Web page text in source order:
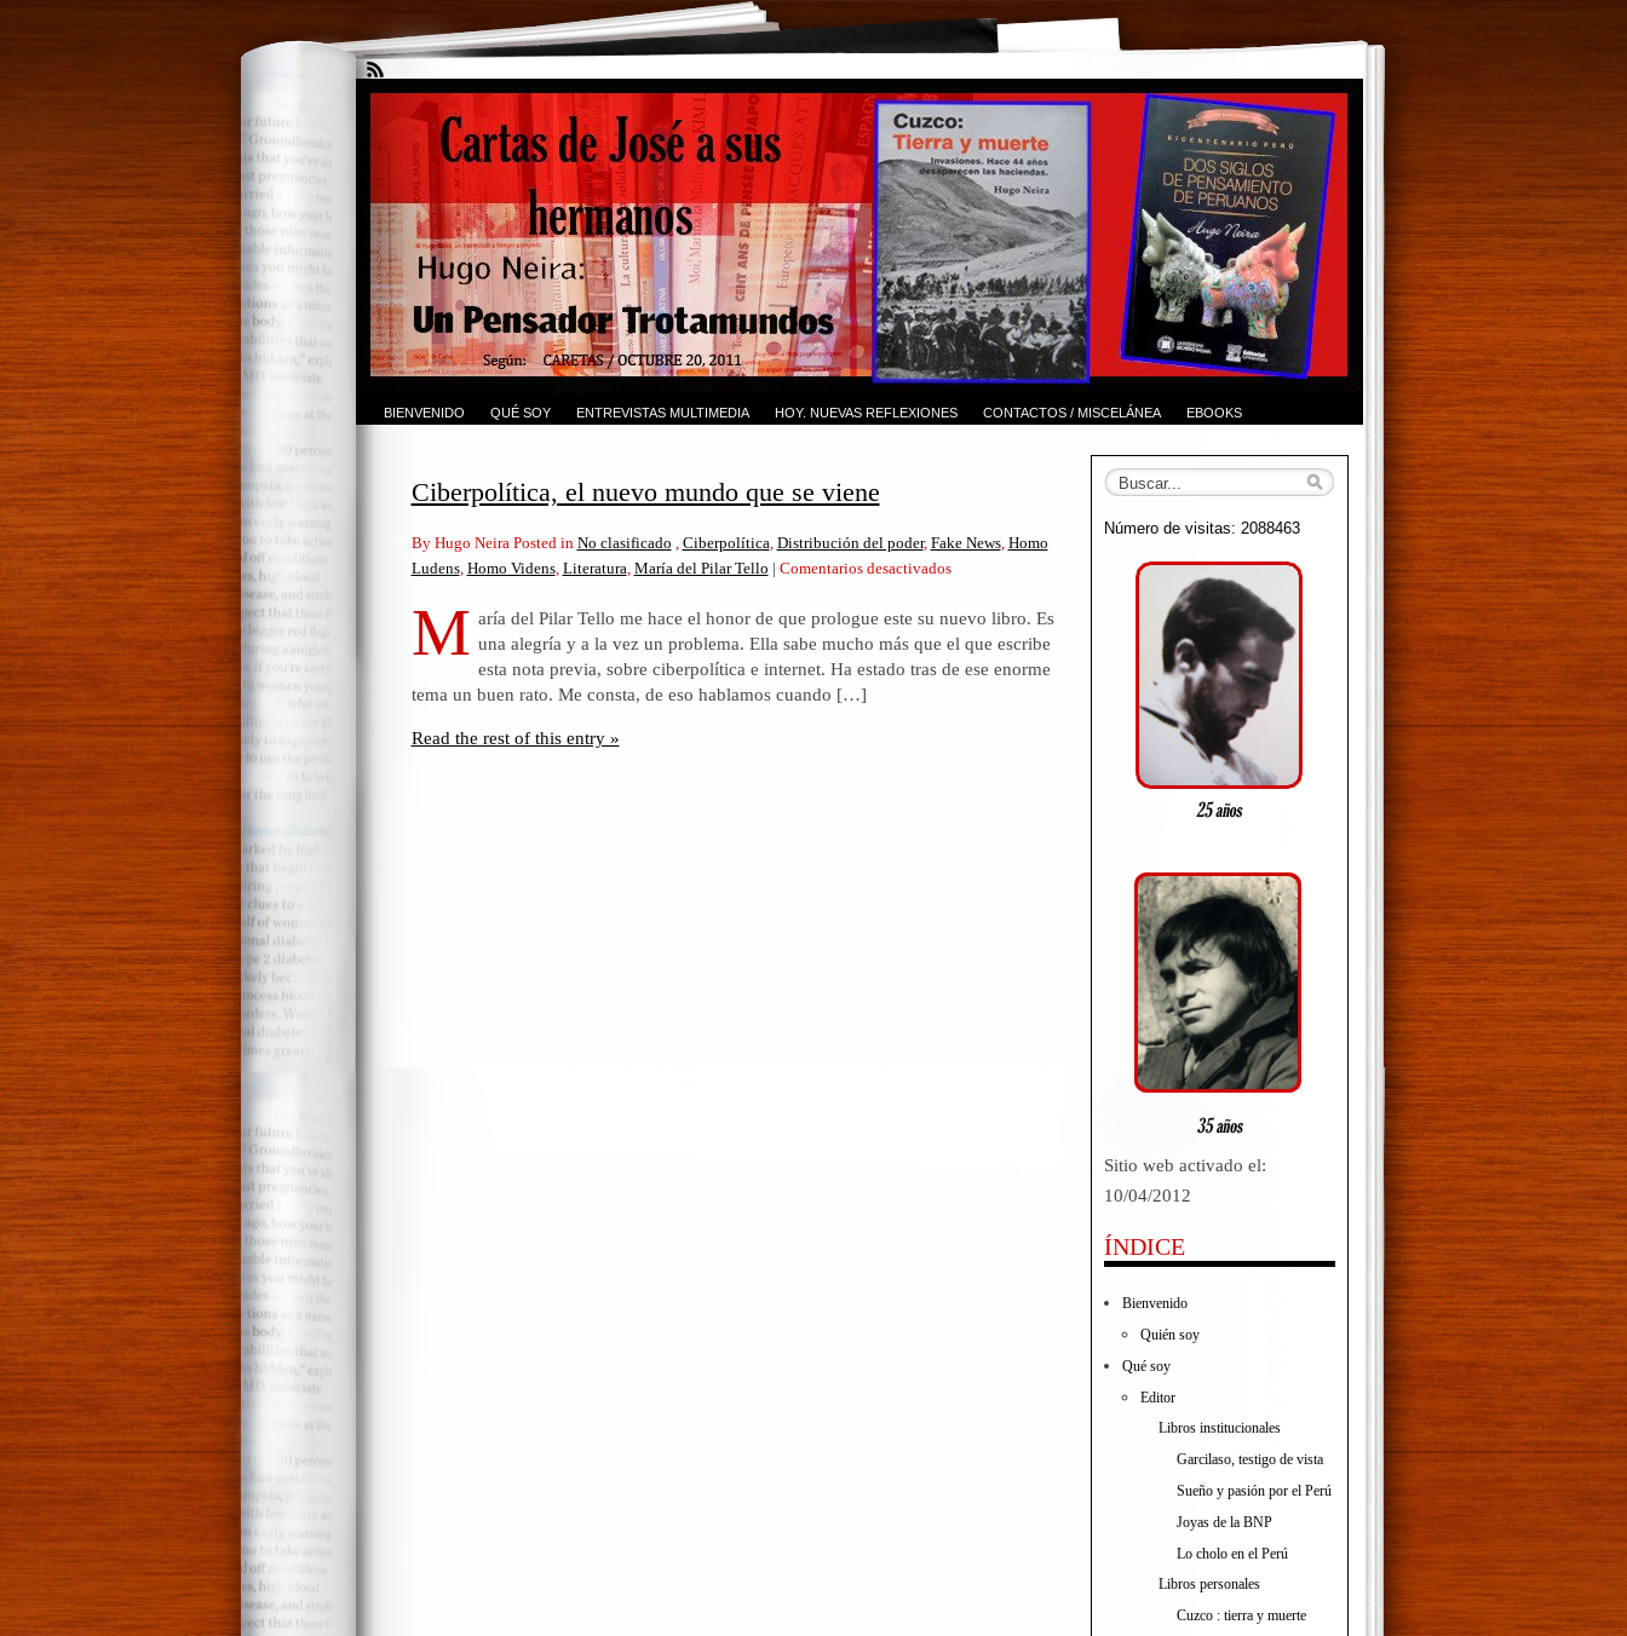
BIENVENIDO QUÉ SOY ENTREVISTAS MULTIMEDIA HOY. NUEVAS REFLEXIONES CONTACTOS / MISCELÁNEA EBOOKS
Ciberpolítica, el nuevo mundo que se viene
By Hugo Neira Posted in No clasificado , Ciberpolítica, Distribución del poder, Fake News, Homo
Ludens, Homo Videns, Literatura, María del Pilar Tello | Comentarios desactivadosen
el
nuevo
mundo
M aría del Pilar Tello me hace el honor de que prologue este su nuevo libro. Es
una alegría y a la vez un problema. Ella sabe mucho más que el que escribe
esta nota previa, sobre ciberpolítica e internet. Ha estado tras de ese enorme
tema un buen rato. Me consta, de eso hablamos cuando […]
Read the rest of this entry »
Número de visitas: 2088463
Sitio web activado el:
10/04/2012
ÍNDICE
Bienvenido
Quién soy
Qué soy
Editor
Libros institucionales
Garcilaso, testigo de vista
Sueño y pasión por el Perú
Joyas de la BNP
Lo cholo en el Perú
Libros personales
Cuzco : tierra y muerte